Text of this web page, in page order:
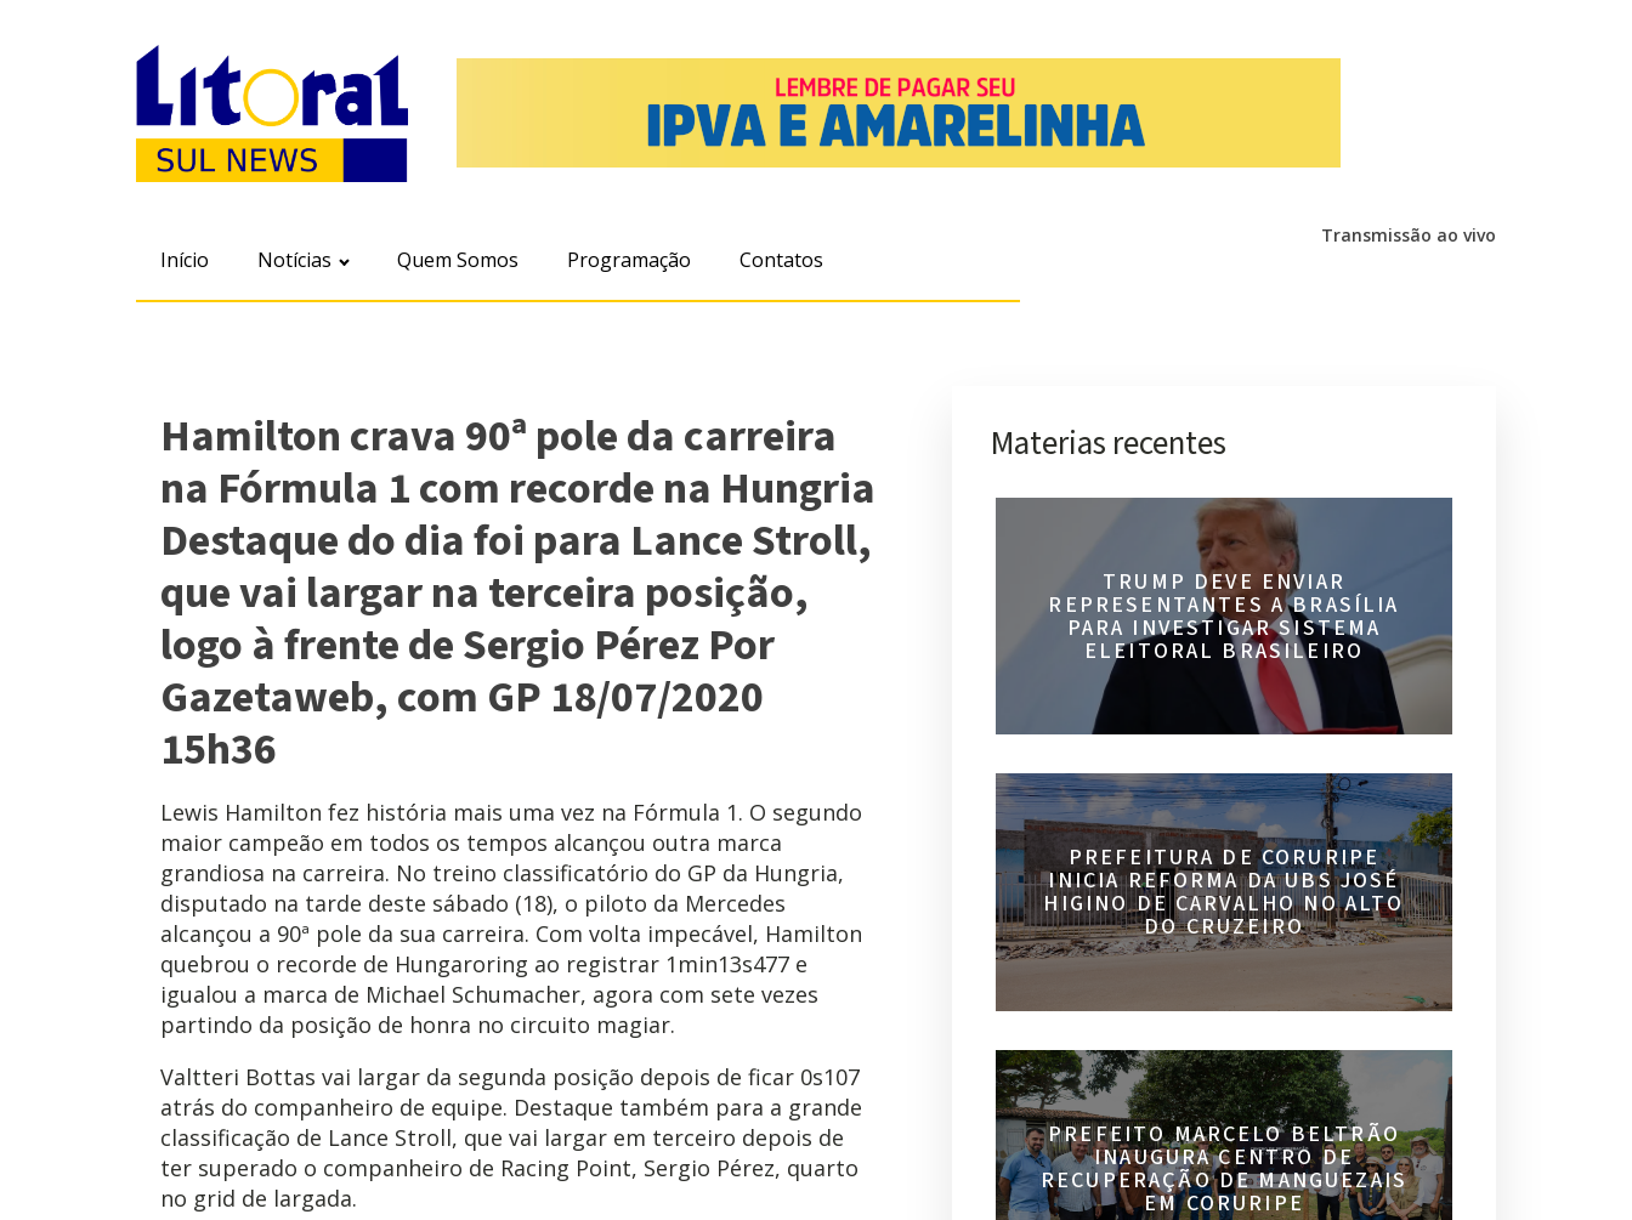
Início Notícias Quem Somos Programação Contatos
Transmissão ao vivo
Hamilton crava 90ª pole da carreira
na Fórmula 1 com recorde na Hungria
Destaque do dia foi para Lance Stroll,
que vai largar na terceira posição,
logo à frente de Sergio Pérez Por
Gazetaweb, com GP 18/07/2020
15h36
Lewis Hamilton fez história mais uma vez na Fórmula 1. O segundo
maior campeão em todos os tempos alcançou outra marca
grandiosa na carreira. No treino classificatório do GP da Hungria,
disputado na tarde deste sábado (18), o piloto da Mercedes
alcançou a 90ª pole da sua carreira. Com volta impecável, Hamilton
quebrou o recorde de Hungaroring ao registrar 1min13s477 e
igualou a marca de Michael Schumacher, agora com sete vezes
partindo da posição de honra no circuito magiar.
Valtteri Bottas vai largar da segunda posição depois de ficar 0s107
atrás do companheiro de equipe. Destaque também para a grande
classificação de Lance Stroll, que vai largar em terceiro depois de
ter superado o companheiro de Racing Point, Sergio Pérez, quarto
no grid de largada.
Materias recentes
TRUMP DEVE ENVIAR
REPRESENTANTES A BRASÍLIA
PARA INVESTIGAR SISTEMA
ELEITORAL BRASILEIRO
PREFEITURA DE CORURIPE
INICIA REFORMA DA UBS JOSÉ
HIGINO DE CARVALHO NO ALTO
DO CRUZEIRO
PREFEITO MARCELO BELTRÃO
INAUGURA CENTRO DE
RECUPERAÇÃO DE MANGUEZAIS
EM CORURIPE